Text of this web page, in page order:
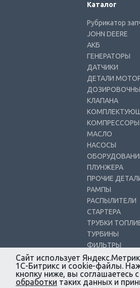
Каталог
Рубрикатор
JOHN DEERE
АКБ
ГЕНЕРАТОРЫ
ДАТЧИКИ
ДЕТАЛИ
КЛАПАНА
МАСЛО
НАСОСЫ
ПЛУНЖЕРА
ПРОЧИЕ
РАМПЫ
РАСПЫЛИТЕЛИ
СТАРТЕРА
ТРУБКИ
ТУРБИНЫ
ФИЛЬТРЫ
ФОРСУНКИ
Сайт использует
1С-Битрикс и cookie-файлы.
кнопку ниже, вы соглашаетесь с
обработки таких данных и